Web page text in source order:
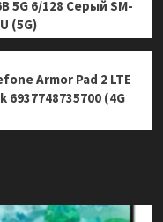
5G 6/128 Серый SM-
(5G)
Armor Pad 2 LTE
6937748735700 (4G